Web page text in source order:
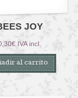
JOY
€ IVA incl.
al carrito